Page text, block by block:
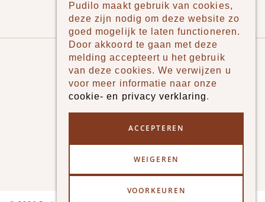
Merken
Pudilo
Over ons
Algemene voorwaarden
Klantenservice - Ruilen & Retourneren
Pudilo maakt gebruik van cookies,
deze zijn nodig om deze website zo
goed mogelijk te laten functioneren.
Door akkoord te gaan met deze
melding accepteert u het gebruik
van deze cookies. We verwijzen u
voor meer informatie naar onze
cookie- en privacy verklaring.
ACCEPTEREN
WEIGEREN
VOORKEUREN